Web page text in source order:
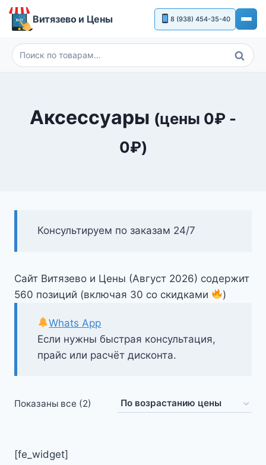
Перейти
Витязево и Цены 8 (938) 454-35-40
Искать:
Поиск
Аксессуары (цены 0₽ -
0₽)
Консультируем по заказам 24/7
Сайт Витязево и Цены (Август 2026) содержит
560 позиций (включая 30 со скидками
)
Если нужны быстрая консультация,
прайс или расчёт дисконта.
Whats App
Показаны все (2)
[fe_widget]